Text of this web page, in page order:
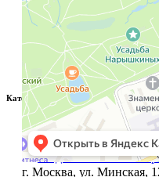
г. Москва, ул. Минская,
Распродажа
О магазине
FAQ
Точки продаж
Сотрудничество
Контакты
Категории
Американские краски
Декоративная
Жидкий металл